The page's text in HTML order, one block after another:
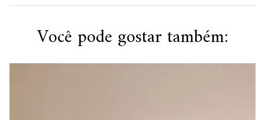
Você pode gostar também: